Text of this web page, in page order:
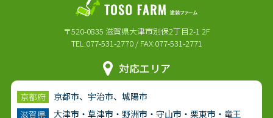
〒520-0835 滋賀県大津市別保2丁目2-1 2F
TEL:077-531-2770 / FAX:077-531-2771
対応エリア
京都府
京都市、宇治市、城陽市
滋賀県
大津市・草津市・野洲市・守山市・栗東市・竜王